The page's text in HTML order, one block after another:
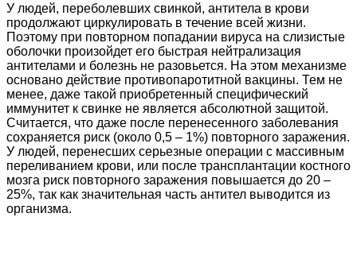
У людей, переболевших свинкой, антитела в крови
продолжают циркулировать в течение всей жизни.
Поэтому при повторном попадании вируса на слизистые
оболочки произойдет его быстрая нейтрализация
антителами и болезнь не разовьется. На этом механизме
основано действие противопаротитной вакцины. Тем не
менее, даже такой приобретенный специфический
иммунитет к свинке не является абсолютной защитой.
Считается, что даже после перенесенного заболевания
сохраняется риск (около 0,5 – 1%) повторного заражения.
У людей, перенесших серьезные операции с массивным
переливанием крови, или после трансплантации костного
мозга риск повторного заражения повышается до 20 –
25%, так как значительная часть антител выводится из
организма.